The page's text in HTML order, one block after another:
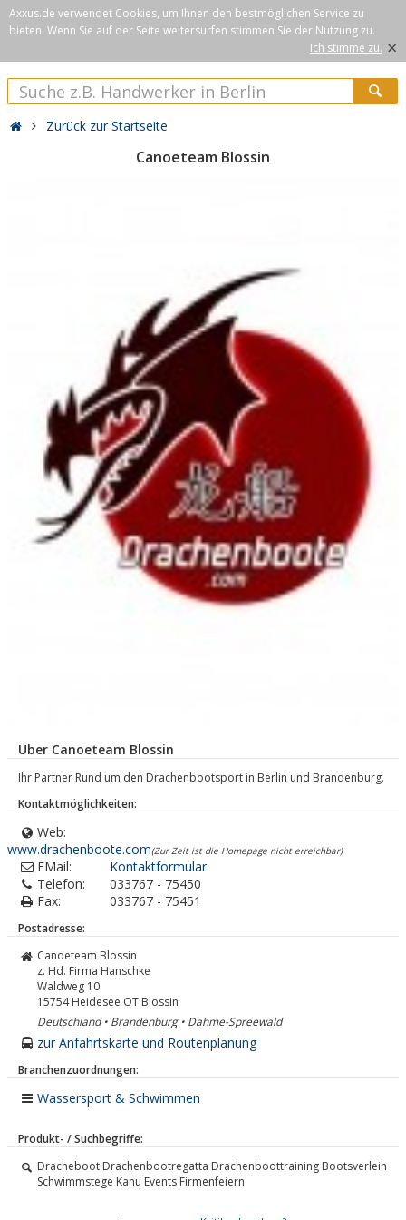
Axxus.de verwendet Cookies, um Ihnen den bestmöglichen Service zu
bieten. Wenn Sie auf der Seite weitersurfen stimmen Sie der Nutzung zu.
Ich stimme zu. ×
Zurück zur Startseite
Canoeteam Blossin
Über Canoeteam Blossin
Ihr Partner Rund um den Drachenbootsport in Berlin und Brandenburg.
Kontaktmöglichkeiten:
Web:
www.drachenboote.com(Zur Zeit ist die Homepage nicht erreichbar)
EMail:
Kontaktformular
Telefon:
033767 - 75450
Fax:
033767 - 75451
Postadresse:
Canoeteam Blossin
z. Hd. Firma Hanschke
Waldweg 10
15754 Heidesee OT Blossin
Deutschland • Brandenburg • Dahme-Spreewald
zur Anfahrtskarte und Routenplanung
Branchenzuordnungen:
Wassersport & Schwimmen
Produkt- / Suchbegriffe:
Dracheboot Drachenbootregatta Drachenboottraining Bootsverleih
Schwimmstege Kanu Events Firmenfeiern